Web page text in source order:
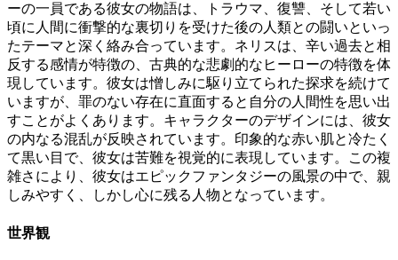
ーの一員である彼女の物語は、トラウマ、復讐、そして若い
頃に人間に衝撃的な裏切りを受けた後の人類との闘いといっ
たテーマと深く絡み合っています。ネリスは、辛い過去と相
反する感情が特徴の、古典的な悲劇的なヒーローの特徴を体
現しています。彼女は憎しみに駆り立てられた探求を続けて
いますが、罪のない存在に直面すると自分の人間性を思い出
すことがよくあります。キャラクターのデザインには、彼女
の内なる混乱が反映されています。印象的な赤い肌と冷たく
て黒い目で、彼女は苦難を視覚的に表現しています。この複
雑さにより、彼女はエピックファンタジーの風景の中で、親
しみやすく、しかし心に残る人物となっています。
世界観